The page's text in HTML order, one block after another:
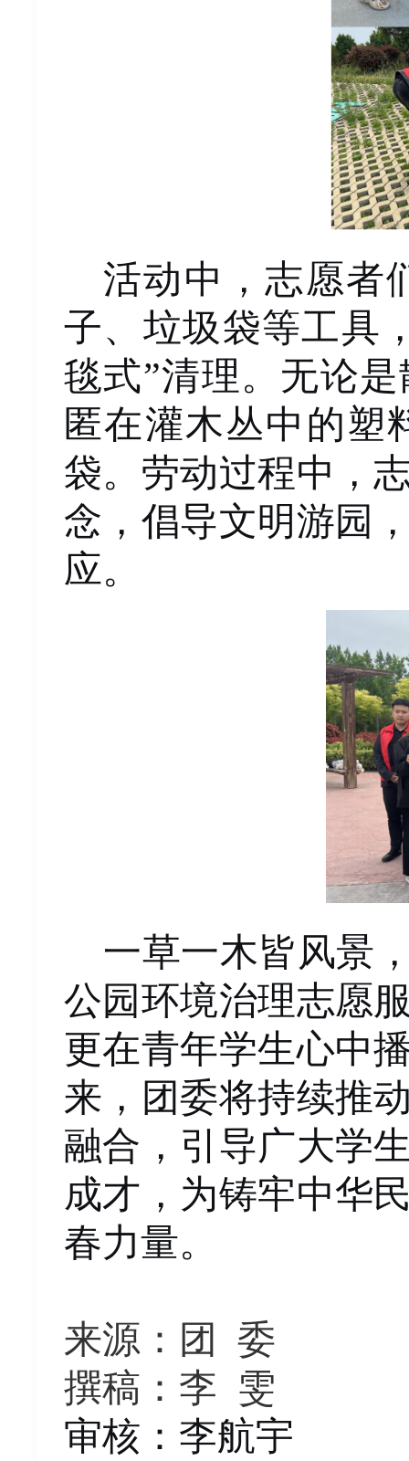
活动中，志愿者
子、垃圾袋等工具
毯式”清理。无论
匿在灌木丛中的塑
袋。劳动过程中，
念，倡导文明游园
应。
一草一木皆风景
公园环境治理志愿
更在青年学生心中
来， 团委将持续推
融合，引导广大学
成才，为铸牢中华
春力量。
来源：团
委
撰稿： 李 雯
审核 ： 李航宇